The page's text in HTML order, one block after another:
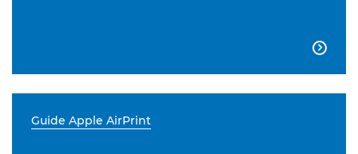

Guide Apple AirPrint